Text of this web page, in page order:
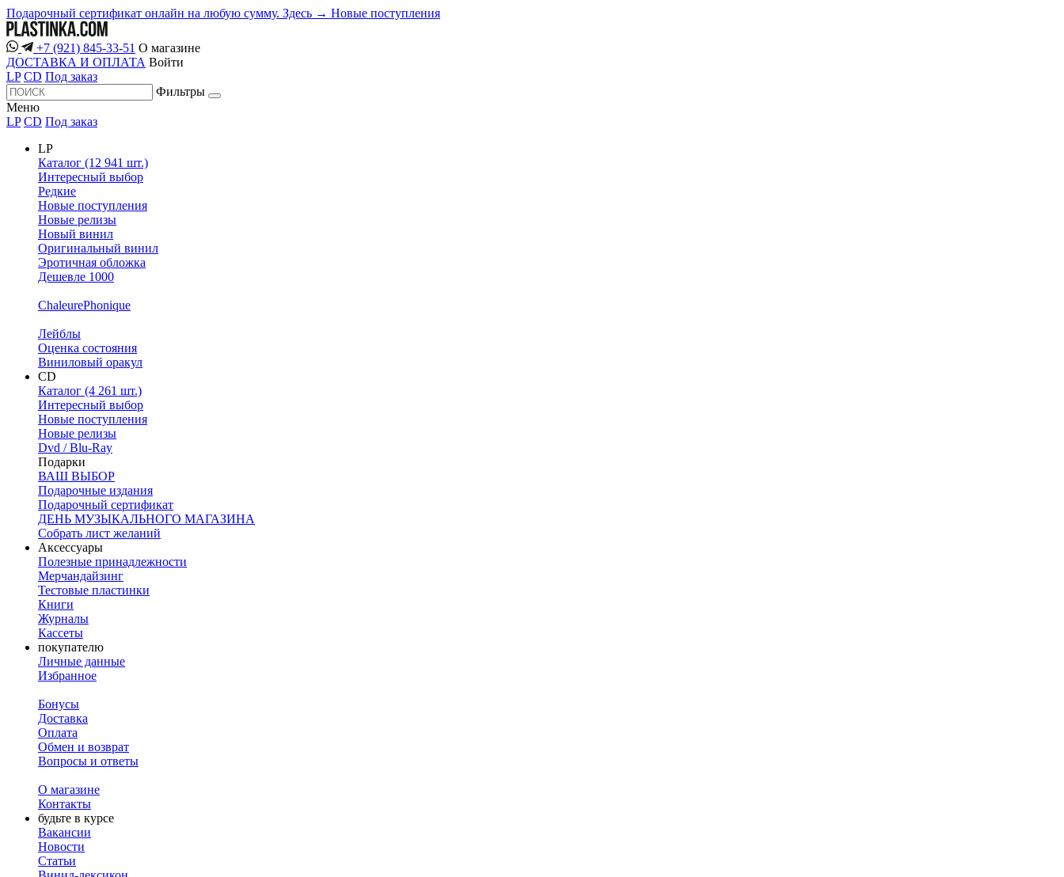
Подарочный сертификат онлайн на любую сумму. Здесь → Новые поступления
+7 (921) 845-33-51 О магазине
ДОСТАВКА И ОПЛАТА Войти
LP CD Под заказ
Фильтры
Меню
LP CD Под заказ
LP
Каталог (12 941 шт.)
Интересный выбор
Редкие
Новые поступления
Новые релизы
Новый винил
Оригинальный винил
Эротичная обложка
Дешевле 1000
ChaleurePhonique
Лейблы
Оценка состояния
Виниловый оракул
CD
Каталог (4 261 шт.)
Интересный выбор
Новые поступления
Новые релизы
Dvd / Blu-Ray
Подарки
ВАШ ВЫБОР
Подарочные издания
Подарочный сертификат
ДЕНЬ МУЗЫКАЛЬНОГО МАГАЗИНА
Собрать лист желаний
Аксессуары
Полезные принадлежности
Мерчандайзинг
Тестовые пластинки
Книги
Журналы
Кассеты
покупателю
Личные данные
Избранное
Бонусы
Доставка
Оплата
Обмен и возврат
Вопросы и ответы
О магазине
Контакты
будьте в курсе
Вакансии
Новости
Статьи